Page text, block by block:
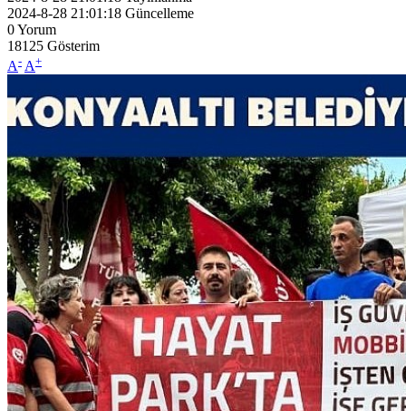
2024-8-28 21:01:18 Güncelleme
0Yorum
18125 Gösterim
A- A+